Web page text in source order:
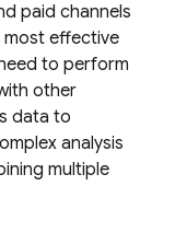
paid channels
effective
to perform
other
data to
analysis
multiple